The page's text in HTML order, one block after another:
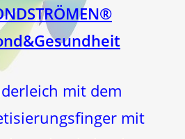
mit dem
mit